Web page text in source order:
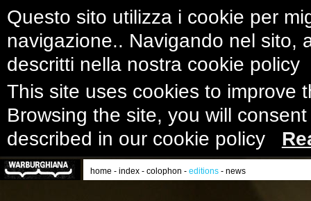
Questo sito utilizza i cookie per
navigazione.. Navigando nel sito,
descritti nella nostra cookie
This site uses cookies to improve
Browsing the site, you will
described in our cookie policy
home - index - colophon - editions - news